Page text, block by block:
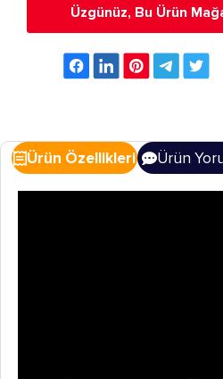
Üzgünüz, Bu Ürün
Ürün Özellikleri Ürün